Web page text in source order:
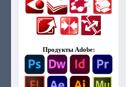
Продукты Adobe: